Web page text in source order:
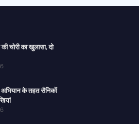
चोरी का खुलासा, दो
अभियान के तहत सैनिकों